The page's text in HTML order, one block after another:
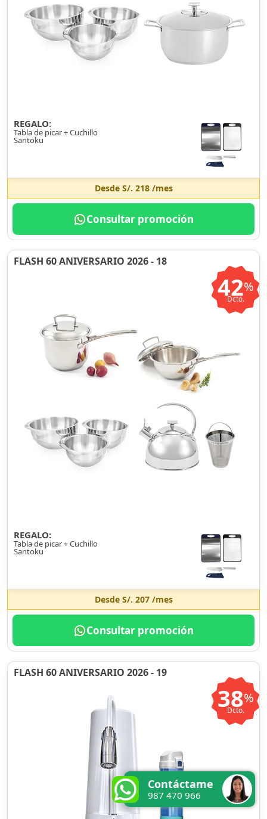
REGALO:
Tabla de picar + Cuchillo
Santoku
Desde S/. 218/mes
Consultar promoción
FLASH 60 ANIVERSARIO 2026 - 18
42%
Dcto.
REGALO:
Tabla de picar + Cuchillo
Santoku
Desde S/. 207/mes
Consultar promoción
FLASH 60 ANIVERSARIO 2026 - 19
38%
Dcto.
Contáctame
987 470 966